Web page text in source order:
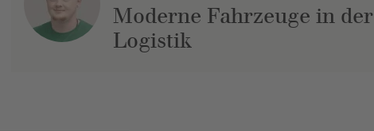
Moderne Fahrzeuge in der
Logistik